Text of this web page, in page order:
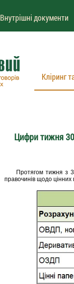
Внутрішні документи
Кліринг
Цифри тижня
Протягом тижня з
правочинів щодо цінних